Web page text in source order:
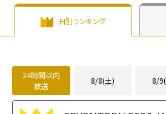
日別ランキング
24時間以内
放送
8/8(土) 8/